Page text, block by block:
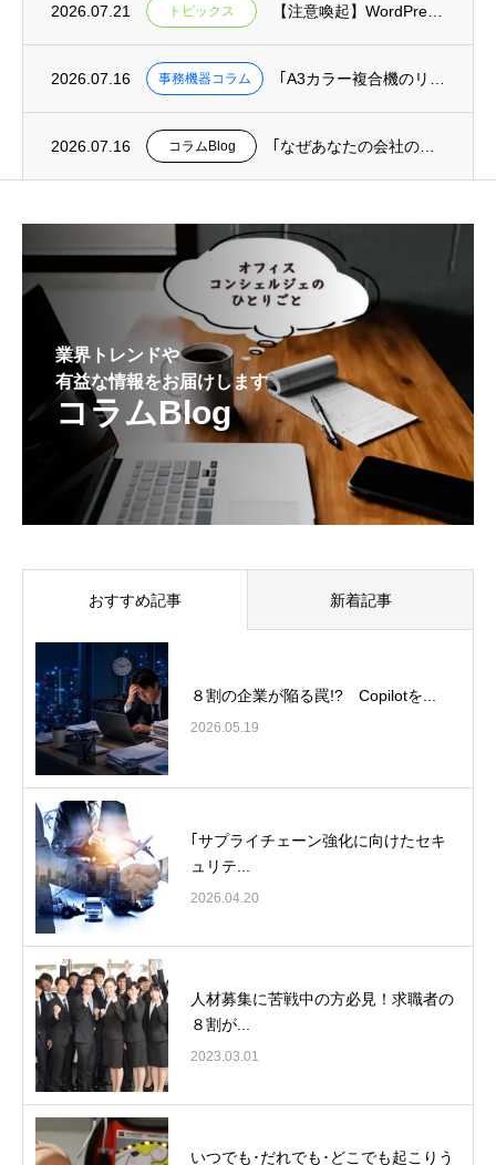
2026.07.21 トピックス
2026.07.16 事務機器コラム
2026.07.16 コラムBlog
業界トレンドや
有益な情報をお届けします
コラムBlog
おすすめ記事 新着記事
８割の企業が陥る罠!? Copilotを...
2026.05.19
｢サプライチェーン強化に向けたセキ
ュリテ...
2026.04.20
人材募集に苦戦中の方必見！求職者の
８割が...
2023.03.01
いつでも･だれでも･どこでも起こりう